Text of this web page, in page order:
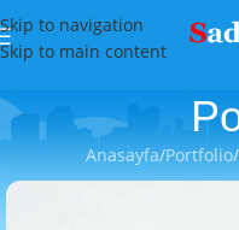
Skip to navigation
Skip to main content
Anasayfa/Portfolio/